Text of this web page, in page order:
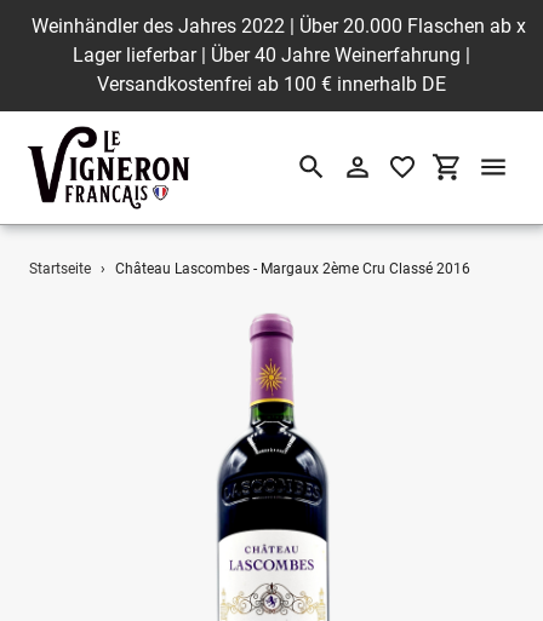
Direkt
Weinhändler des Jahres 2022 | Über 20.000 Flaschen ab
Lager lieferbar | Über 40 Jahre Weinerfahrung |
Versandkostenfrei ab 100 € innerhalb DE
x
SuchenEinloggen
Startseite › Château Lascombes - Margaux 2ème Cru Classé 2016